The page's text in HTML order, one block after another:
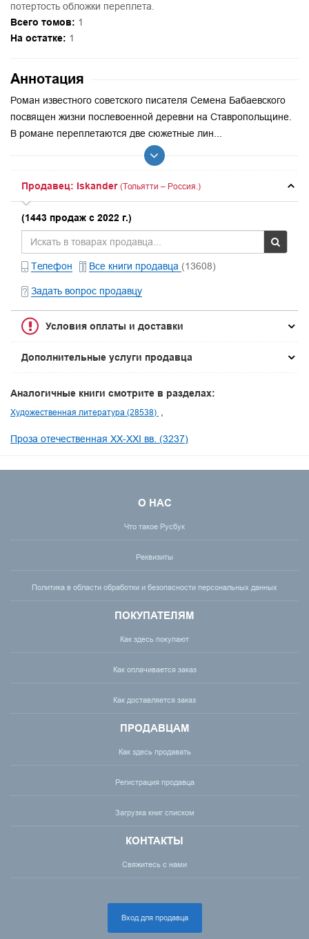
потертость обложки переплета.
Всего томов: 1
На остатке: 1
Аннотация
Роман известного советского писателя Семена Бабаевского
посвящен жизни послевоенной деревни на Ставропольщине.
В романе переплетаются две сюжетные лин...
Продавец: Iskander (Тольятти – Россия.)
(1443 продаж с 2022 г.)
Телефон Все книги продавца (13608)
Задать вопрос продавцу
Условия оплаты и доставки
Дополнительные услуги продавца
Аналогичные книги смотрите в разделах:
Художественная литература (28538)
Проза отечественная XX-XXI вв. (3237)
О НАС
Что такое Русбук
Реквизиты
Политика в области обработки и безопасности персональных данных
ПОКУПАТЕЛЯМ
Как здесь покупают
Как оплачивается заказ
Как доставляется заказ
ПРОДАВЦАМ
Как здесь продавать
Регистрация продавца
Загрузка книг списком
КОНТАКТЫ
Свяжитесь с нами
Вход для продавца